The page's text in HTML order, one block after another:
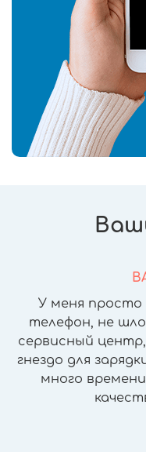
У меня просто
телефон, не
сервисный
гнездо для
много